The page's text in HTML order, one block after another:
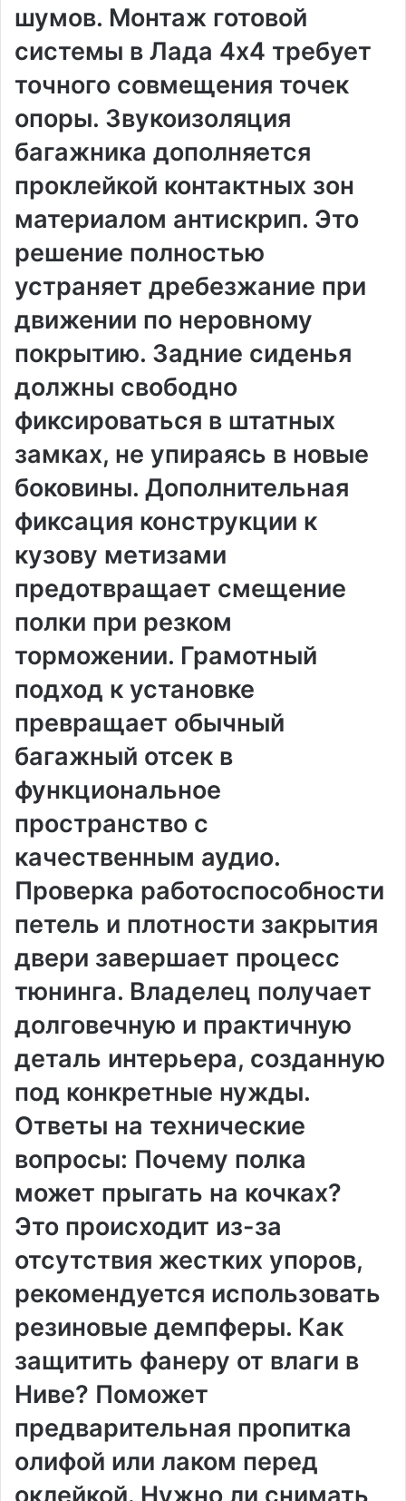
шумов. Монтаж готовой
системы в Лада 4х4 требует
точного совмещения точек
опоры. Звукоизоляция
багажника дополняется
проклейкой контактных зон
материалом антискрип. Это
решение полностью
устраняет дребезжание при
движении по неровному
покрытию. Задние сиденья
должны свободно
фиксироваться в штатных
замках, не упираясь в новые
боковины. Дополнительная
фиксация конструкции к
кузову метизами
предотвращает смещение
полки при резком
торможении. Грамотный
подход к установке
превращает обычный
багажный отсек в
функциональное
пространство с
качественным аудио.
Проверка работоспособности
петель и плотности закрытия
двери завершает процесс
тюнинга. Владелец получает
долговечную и практичную
деталь интерьера, созданную
под конкретные нужды.
Ответы на технические
вопросы: Почему полка
может прыгать на кочках?
Это происходит из-за
отсутствия жестких упоров,
рекомендуется использовать
резиновые демпферы. Как
защитить фанеру от влаги в
Ниве? Поможет
предварительная пропитка
олифой или лаком перед
оклейкой. Нужно ли снимать